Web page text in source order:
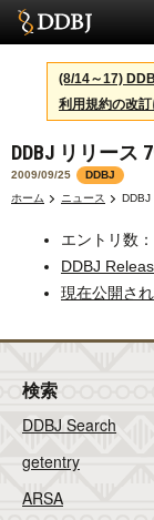
サービス
スパコン
統計
活動
センターについて
English
(8/14～17)
利用規約の改訂
DDBJ リリース
2009/09/25
DDBJ
ホーム
ニュース
エントリ数
DDBJ
現在公開さ
検索
DDBJ Search
getentry
ARSA